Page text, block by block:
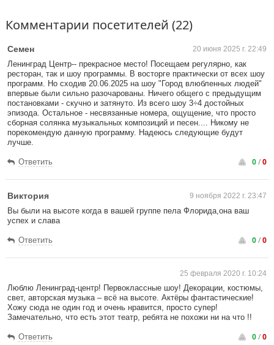
Комментарии посетителей (22)
Семен 20 июня 2025 г. 22:49
Ленинград Центр-- прекрасное место! Посещаем регулярно, как
ресторан, так и шоу программы. В восторге практически от всех шоу
программ. Но сходив 20.06.2025 на шоу "Город влюбленных людей"
впервые были сильно разочарованы. Ничего общего с предыдущим
постановками - скучно и затянуто. Из всего шоу 3÷4 достойных
эпизода. Остальное - несвязанные номера, ощущение, что просто
сборная солянка музыкальных композиций и песен.... Никому не
порекомендую данную программу. Надеюсь следующие будут
лучше.
Ответить 0/0
Виктория 9 ноября 2022 г. 23:47
Вы были на высоте когда в вашей группе пела Флорида,она ваш
успех и слава
Ответить 0/0
25 февраля 2020 г. 10:24
Люблю Ленинград-центр! Первоклассные шоу! Декорации, костюмы,
свет, авторская музыка – всё на высоте. Актёры фантастические!
Хожу сюда не один год и очень нравится, просто супер!
Замечательно, что есть этот театр, ребята не похожи ни на что !!
Ответить 0/0